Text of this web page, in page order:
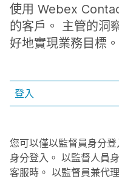
使用 Webex
的客戶。 主管的洞
好地實現業務目標
登入
您可以僅以監督員身分
身分登入。 以監督人員
客服時。 以監督員兼代